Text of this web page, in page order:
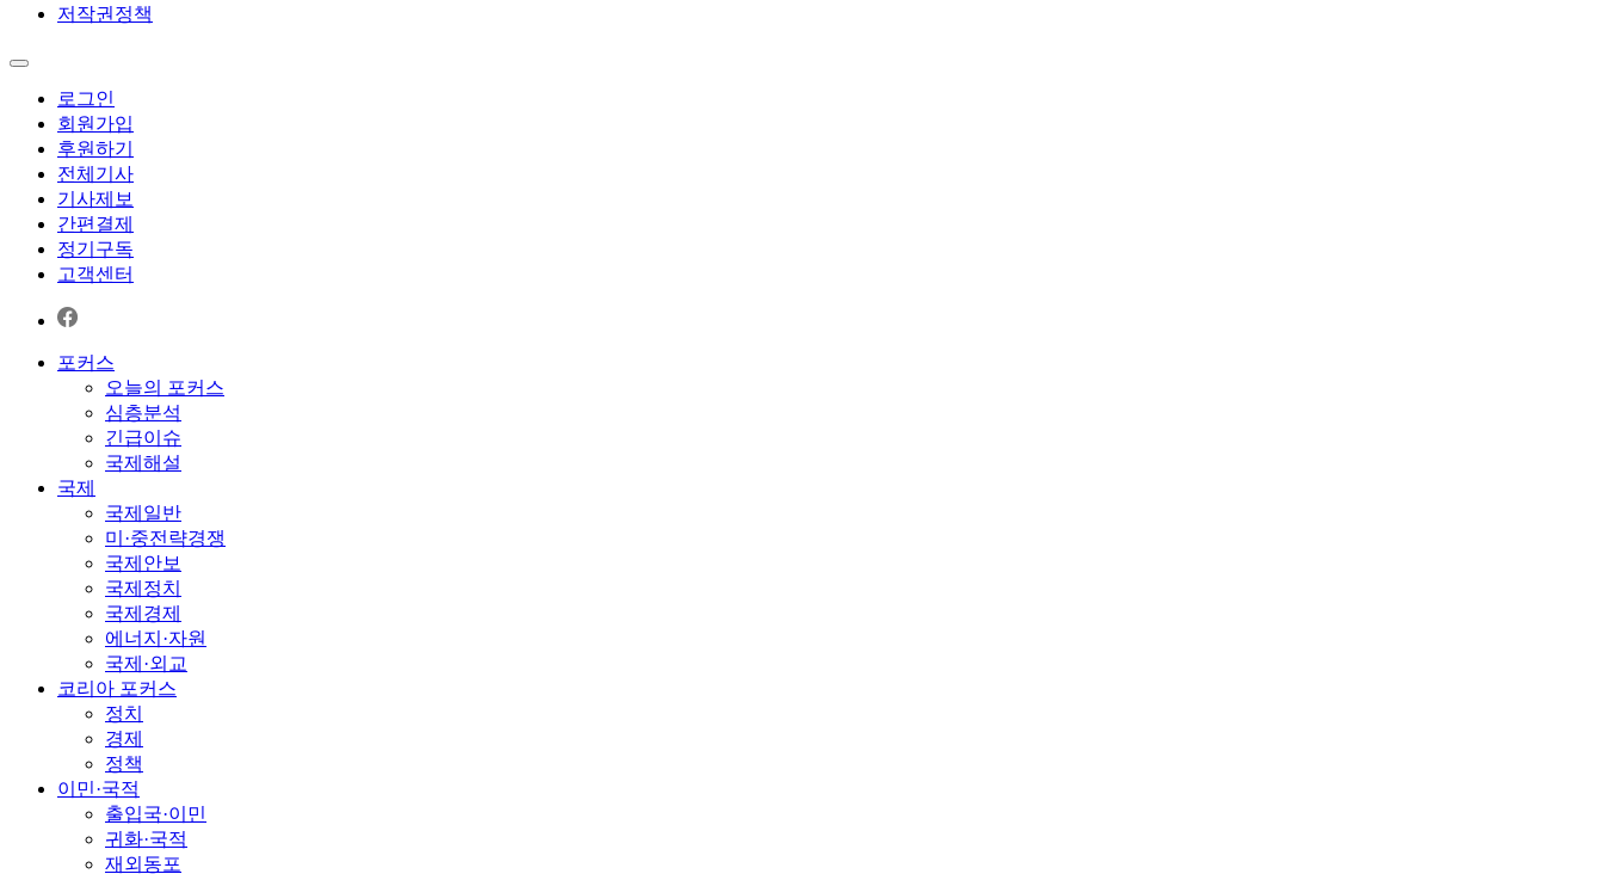
저작권정책
로그인
회원가입
후원하기
전체기사
기사제보
간편결제
정기구독
고객센터
포커스
오늘의 포커스
심층분석
긴급이슈
국제해설
국제
국제일반
미·중전략경쟁
국제안보
국제정치
국제경제
에너지·자원
국제·외교
코리아 포커스
정치
경제
정책
이민·국적
출입국·이민
귀화·국적
재외동포